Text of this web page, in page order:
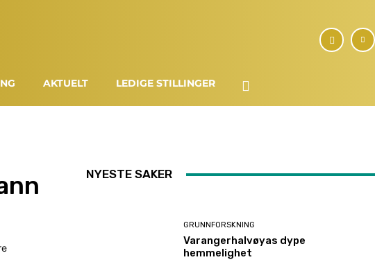
AKTUELT LEDIGE STILLINGER
NYESTE SAKER
GRUNNFORSKNING
Varangerhalvøyas dype
hemmelighet